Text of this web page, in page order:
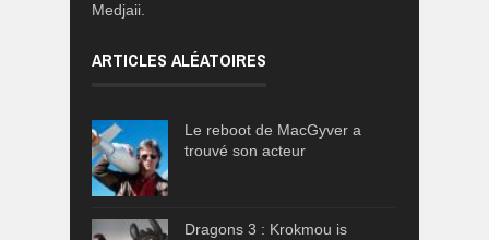
Medjaii.
ARTICLES ALÉATOIRES
Le reboot de MacGyver a
trouvé son acteur
Dragons 3 : Krokmou is